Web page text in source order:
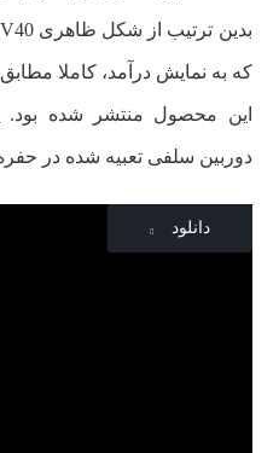
که به نمایش درآمد، کاملا
این محصول منتشر شده بود.
دوربین سلفی تعبیه شده در
دانلود